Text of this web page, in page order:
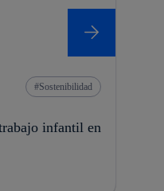
Sostenibilidad
infantil en